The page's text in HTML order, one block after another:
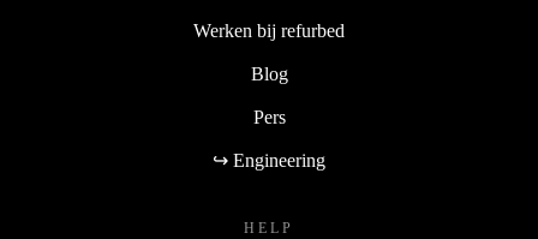
Werken bij refurbed
Blog
Pers
↪ Engineering
HELP